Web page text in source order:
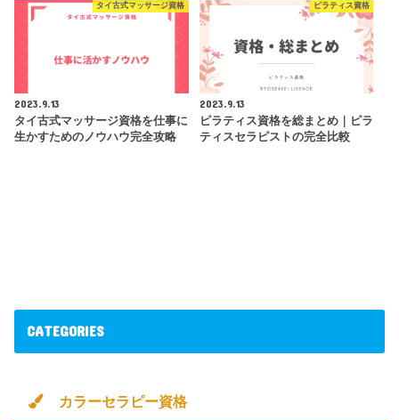
タイ古式マッサージ資格
2023.9.13
タイ古式マッサージ資格を仕事に
生かすためのノウハウ完全攻略
ピラティス資格
2023.9.13
ピラティス資格を総まとめ｜ピラ
ティスセラピストの完全比較
CATEGORIES
カラーセラピー資格